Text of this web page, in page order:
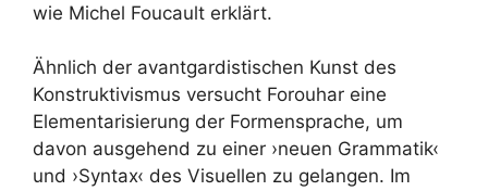
wie Michel Foucault erklärt.
Ähnlich der avantgardistischen Kunst des
Konstruktivismus versucht Forouhar eine
Elementarisierung der Formensprache, um
davon ausgehend zu einer ›neuen Grammatik‹
und ›Syntax‹ des Visuellen zu gelangen. Im